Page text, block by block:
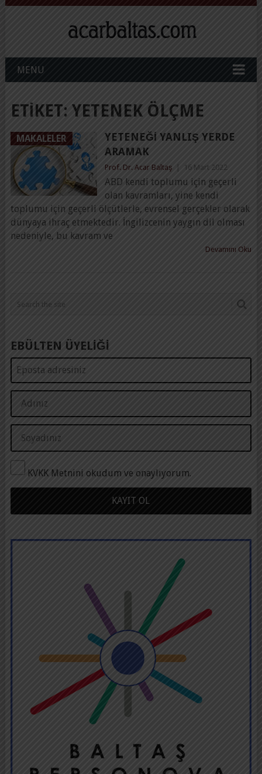
MENU
ETIKET: YETENEK ÖLÇME
MAKALELER
YETENEĞI YANLIŞ YERDE
ARAMAK
Prof. Dr. Acar Baltaş 16 Mart 2022
ABD kendi toplumu için geçerli
olan kavramları, yine kendi
toplumu için geçerli ölçütlerle, evrensel gerçekler olarak
dünyaya ihraç etmektedir. İngilizcenin yaygın dil olması
nedeniyle, bu kavram ve
Devamını Oku
EBÜLTEN ÜYELİĞİ
KVKK Metnini okudum ve onaylıyorum.